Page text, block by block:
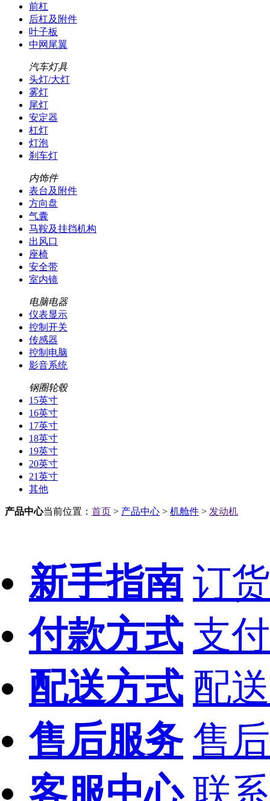
前杠
后杠及附件
叶子板
中网尾翼
汽车灯具
头灯/大灯
雾灯
尾灯
安定器
杠灯
灯泡
刹车灯
内饰件
表台及附件
方向盘
气囊
马鞍及挂挡机构
出风口
座椅
安全带
室内镜
电脑电器
仪表显示
控制开关
传感器
控制电脑
影音系统
钢圈轮毂
15英寸
16英寸
17英寸
18英寸
19英寸
20英寸
21英寸
其他
产品中心当前位置： 首页 > 产品中心 > 机舱件 > 发动机
新手指南 订
付款方式 支
配送方式 配
售后服务 售